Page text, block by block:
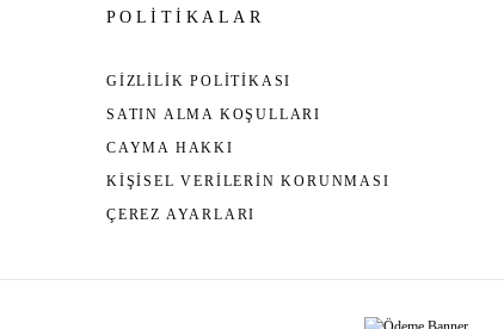
POLİTİKALAR
GİZLİLİK POLİTİKASI
SATIN ALMA KOŞULLARI
CAYMA HAKKI
KİŞİSEL VERİLERİN KORUNMASI
ÇEREZ AYARLARI